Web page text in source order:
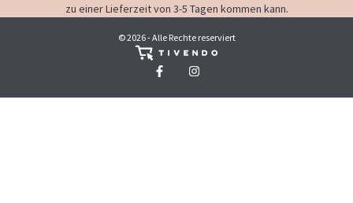
zu einer Lieferzeit von 3-5 Tagen kommen kann.
© 2026 - Alle Rechte reserviert